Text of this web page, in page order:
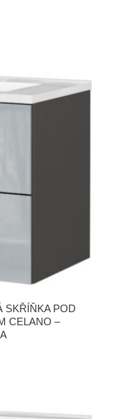
SKŘÍŇKA POD
CELANO –